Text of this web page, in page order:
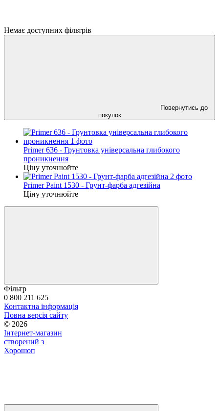
Немає доступних фільтрів
Повернутись до
покупок
Primer 636 - Грунтовка універсальна глибокого
проникнення
Ціну уточнюйте
Primer Paint 1530 - Грунт-фарба адгезійна
Ціну уточнюйте
Фільтр
0 800 211 625
Контактна інформація
Повна версія сайту
© 2026
Інтернет-магазин
створений з
Хорошоп